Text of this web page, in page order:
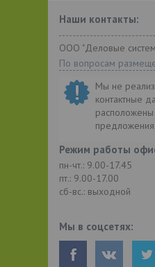
Наши контакты:
ООО "Деловые
По вопросам
Мы не
контактные
предложения.
Режим работы
пн-чт.: 9.00-17.45
пт.: 9.00-17.00
сб-вс.: выходной
Мы в соцсетях: